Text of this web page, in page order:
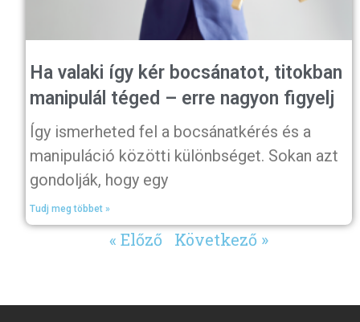
Ha valaki így kér bocsánatot, titokban
manipulál téged – erre nagyon figyelj
Így ismerheted fel a bocsánatkérés és a
manipuláció közötti különbséget. Sokan azt
gondolják, hogy egy
Tudj meg többet »
« Előző Következő »